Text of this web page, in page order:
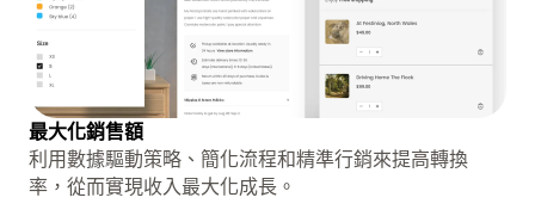
最大化銷售額
利用數據驅動策略、簡化流程和精準行銷來提高轉換
率，從而實現收入最大化成長。